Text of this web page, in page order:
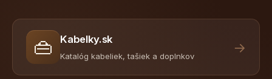
👜 Kabelky.sk
Katalóg kabeliek, tašiek a doplnkov
→